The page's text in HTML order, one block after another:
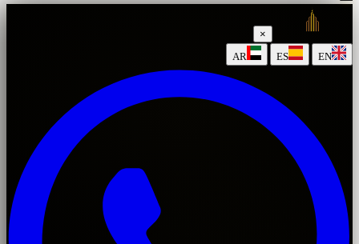
×
EN
ES
AR